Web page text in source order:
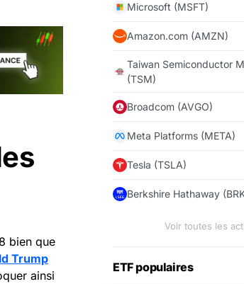
bien que
Trump
ainsi
Microsoft (MSFT)
Amazon.com (AMZN)
Taiwan Semiconductor
(TSM)
Broadcom (AVGO)
Meta Platforms (META)
Tesla (TSLA)
Berkshire Hathaway
Voir toutes les
ETF populaires